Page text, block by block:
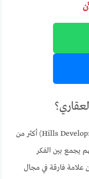
تُعد شركة هيلز للتطوير العقاري (Hills Developments) أكثر من
يجمع بين الفكر
علامة فارقة في مجال